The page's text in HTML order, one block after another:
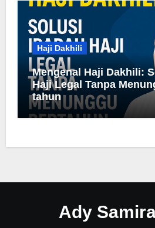
Haji Dakhili
Mengenal Haji Dakhili:
Haji Legal Tanpa
tahun
Ady